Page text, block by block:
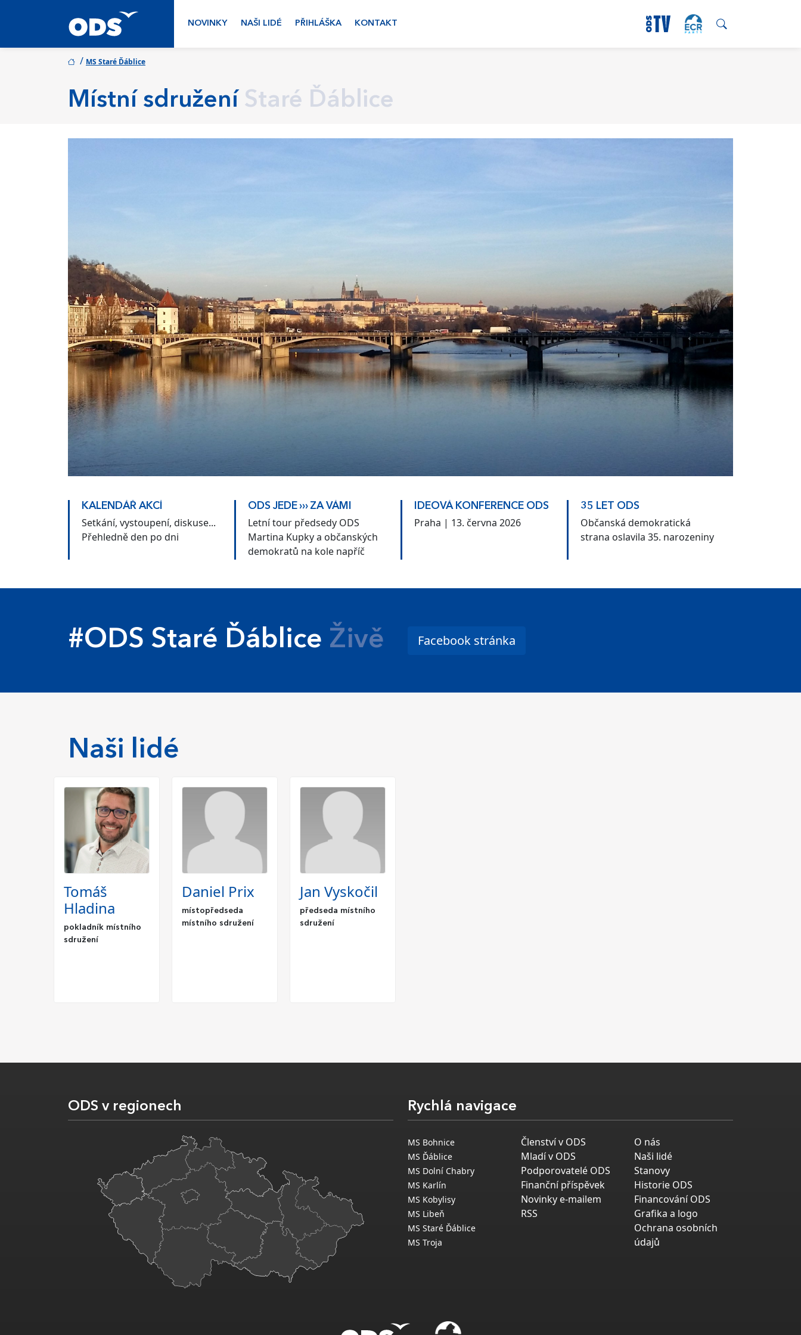
NOVINKY NAŠI LIDÉ PŘIHLÁŠKA KONTAKT
/ MS Staré Ďáblice
Místní sdružení Staré Ďáblice
KALENDÁŘ AKCÍ
Setkání, vystoupení, diskuse...
Přehledně den po dni
ODS JEDE ››› ZA VÁMI
Letní tour předsedy ODS
Martina Kupky a občanských
demokratů na kole napříč
IDEOVÁ KONFERENCE ODS
Praha | 13. června 2026
35 LET ODS
Občanská demokratická
strana oslavila 35. narozeniny
#ODS Staré Ďáblice Živě Facebook stránka
Naši lidé
Tomáš
Hladina
pokladník místního
sdružení
Daniel Prix
místopředseda
místního sdružení
Jan Vyskočil
předseda místního
sdružení
ODS v regionech Rychlá navigace
MS Bohnice
MS Ďáblice
MS Dolní Chabry
MS Karlín
MS Kobylisy
MS Libeň
MS Staré Ďáblice
MS Troja
Členství v ODS
Mladí v ODS
Podporovatelé ODS
Finanční příspěvek
Novinky e-mailem
RSS
O nás
Naši lidé
Stanovy
Historie ODS
Financování ODS
Grafika a logo
Ochrana osobních
údajů